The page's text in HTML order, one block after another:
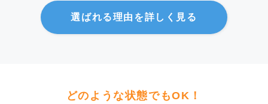
選ばれる理由を詳しく見る
どのような状態でもOK！